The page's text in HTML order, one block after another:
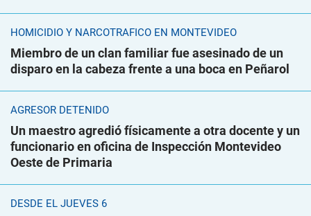
HOMICIDIO Y NARCOTRÁFICO EN MONTEVIDEO
Miembro de un clan familiar fue asesinado de un
disparo en la cabeza frente a una boca en Peñarol
AGRESOR DETENIDO
Un maestro agredió físicamente a otra docente y un
funcionario en oficina de Inspección Montevideo
Oeste de Primaria
DESDE EL JUEVES 6